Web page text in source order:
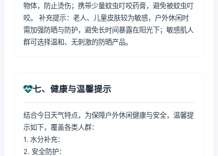
物体，防止烫伤；携带少量蚊虫叮咬药膏，避免被蚊虫叮
咬。 补充提示：老人、儿童皮肤较为敏感，户外休闲时
需加强防晒与防护，避免长时间暴露在阳光下；敏感肌人
群可选择温和、无刺激的防晒产品。
七、健康与温馨提示
结合今日天气特点，为保障户外休闲健康与安全，温馨提
示如下，覆盖各类人群：
1. 水分补充：
2. 安全防护：